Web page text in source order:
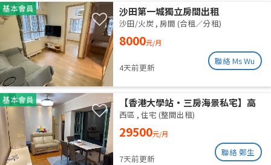
基本會員 沙田第一城獨立房間出租
沙田/火炭 , 房間 (合租／分租)
8000元/月
4天前更新
聯絡 Ms Wu
基本會員
【香港大學站•三房海景私宅】高
層山海雙景 港大近在咫尺 即住配置
免佣業主盤
西區 , 住宅 (整間出租)
29500元/月
7天前更新
聯絡 鄭生